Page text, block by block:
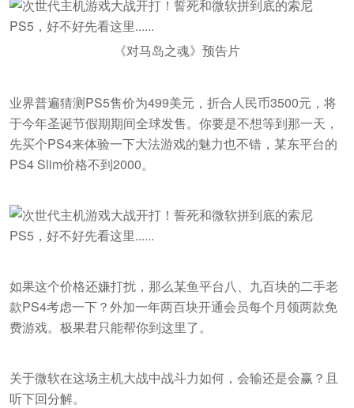
《对马岛之魂》预告片
业界普遍猜测PS5售价为499美元，折合人民币3500元，将
于今年圣诞节假期期间全球发售。你要是不想等到那一天，
先买个PS4来体验一下大法游戏的魅力也不错，某东平台的
PS4 Slim价格不到2000。
如果这个价格还嫌打扰，那么某鱼平台八、九百块的二手老
款PS4考虑一下？外加一年两百块开通会员每个月领两款免
费游戏。极果君只能帮你到这里了。
关于微软在这场主机大战中战斗力如何，会输还是会赢？且
听下回分解。